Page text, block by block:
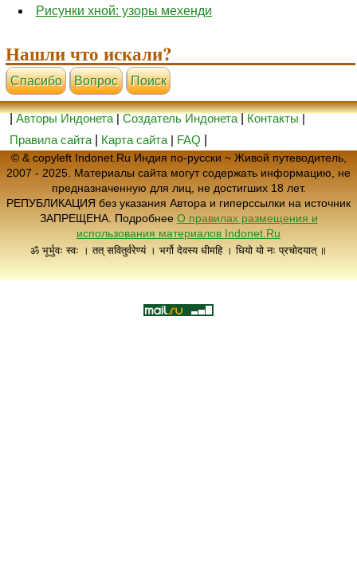
Рисунки хной: узоры мехенди
Нашли что искали?
Cпасибо Вопрос Поиск
|Авторы Индонета|Создатель Индонета| Контакты
Правила сайта| Карта сайта| FAQ
© & copyleft Indonet.Ru Индия по-русски ~ Живой путеводитель,
2007 - 2025. Материалы сайта могут содержать информацию, не
предназначенную для лиц, не достигших 18 лет.
РЕПУБЛИКАЦИЯ без указания Автора и гиперссылки на источник
ЗАПРЕЩЕНА. Подробнее О правилах размещения и
использования материалов Indonet.Ru
ॐ भूर्भुवः स्वः । तत् सवितुर्वरेण्यं । भर्गो देवस्य धीमहि । धियो यो नः प्रचोदयात् ॥